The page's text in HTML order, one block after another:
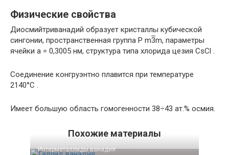
Физические свойства
Диосмийтриванадий образует кристаллы кубической
сингонии, пространственная группа P m3m, параметры
ячейки a = 0,3005 нм, структура типа хлорида цезия CsCl .
Соединение конгруэнтно плавится при температуре
2140°С .
Имеет большую область гомогенности 38÷43 ат.% осмия.
Похожие материалы
Интерметаллиды ванадия‎